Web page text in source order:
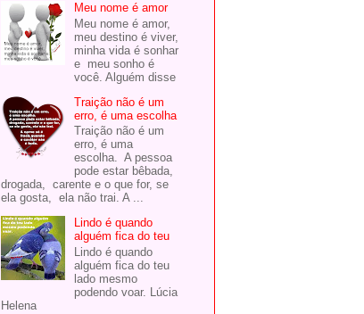
Meu nome é amor
Meu nome é amor,
meu destino é viver,
minha vida é sonhar
e meu sonho é
você. Alguém disse
Traição não é um
erro, é uma escolha
Traição não é um
erro, é uma
escolha. A pessoa
pode estar bêbada,
drogada, carente e o que for, se
ela gosta, ela não trai. A ...
Lindo é quando
alguém fica do teu
Lindo é quando
alguém fica do teu
lado mesmo
podendo voar. Lúcia
Helena